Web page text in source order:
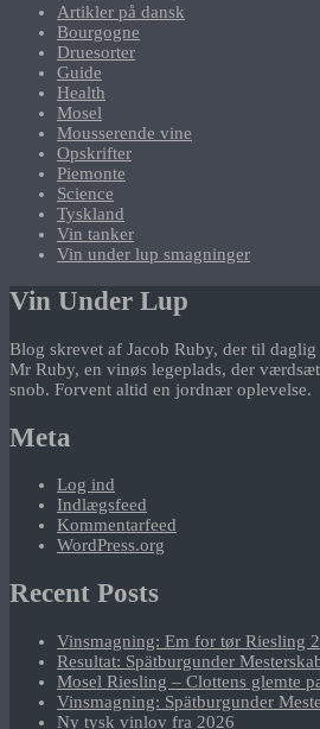
Artikler på dansk
Bourgogne
Druesorter
Guide
Health
Mosel
Mousserende vine
Opskrifter
Piemonte
Science
Tyskland
Vin tanker
Vin under lup smagninger
Vin Under Lup
Blog skrevet af Jacob Ruby, der til
Mr Ruby, en vinøs legeplads, der
snob. Forvent altid en jordnær oplevelse.
Meta
Log ind
Indlægsfeed
Kommentarfeed
WordPress.org
Recent Posts
Vinsmagning: Em for tør Riesling
Resultat: Spätburgunder
Mosel Riesling – Clottens glemte
Vinsmagning: Spätburgunder
Ny tysk vinlov fra 2026